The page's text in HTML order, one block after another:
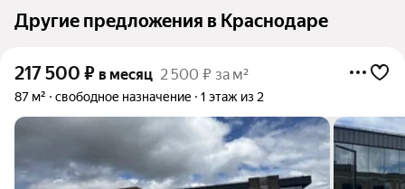
Другие предложения в Краснодаре
217 500 ₽ в месяц 2 500 ₽ за м²
87 м² свободное назначение 1 этаж из 2